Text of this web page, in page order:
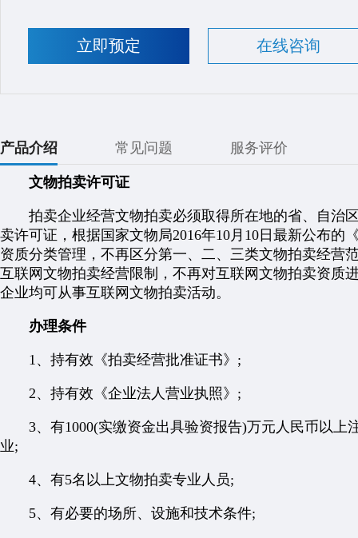
立即预定 在线咨询
产品介绍 常见问题 服务评价
文物拍卖许可证
拍卖企业经营文物拍卖必须取得所在地的省、自治
卖许可证，根据国家文物局2016年10月10日最新公布
资质分类管理，不再区分第一、二、三类文物拍卖经营
互联网文物拍卖经营限制，不再对互联网文物拍卖资质
企业均可从事互联网文物拍卖活动。
办理条件
1、持有效《拍卖经营批准证书》;
2、持有效《企业法人营业执照》;
3、有1000(实缴资金出具验资报告)万元人民币以上
业;
4、有5名以上文物拍卖专业人员;
5、有必要的场所、设施和技术条件;